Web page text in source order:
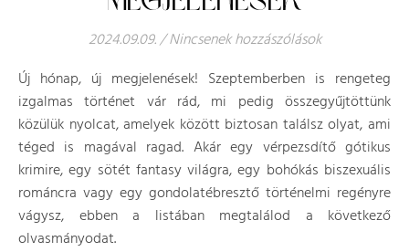
2024.09.09./ Nincsenek hozzászólások
Új hónap, új megjelenések! Szeptemberben is rengeteg
izgalmas történet vár rád, mi pedig összegyűjtöttünk
közülük nyolcat, amelyek között biztosan találsz olyat, ami
téged is magával ragad. Akár egy vérpezsdítő gótikus
krimire, egy sötét fantasy világra, egy bohókás biszexuális
románcra vagy egy gondolatébresztő történelmi regényre
vágysz, ebben a listában megtalálod a következő
olvasmányodat.